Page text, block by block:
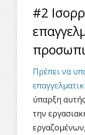
#2
Πρέπει να
ύπαρξη
την